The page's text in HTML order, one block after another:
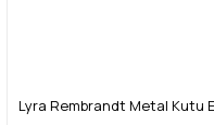
Lyra Rembrandt Metal Kutu